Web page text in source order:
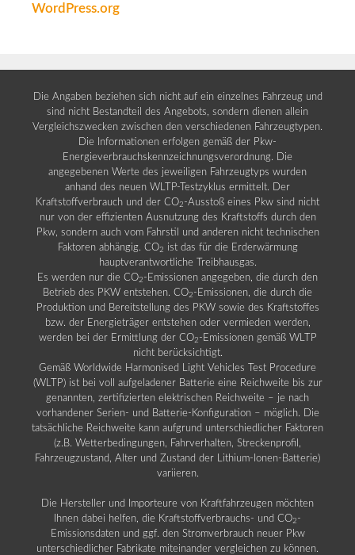
WordPress.org
Die Angaben beziehen sich nicht auf ein einzelnes Fahrzeug und
sind nicht Bestandteil des Angebots, sondern dienen allein
Vergleichszwecken zwischen den verschiedenen Fahrzeugtypen.
Die Informationen erfolgen gemäß der Pkw-
Energieverbrauchskennzeichnungsverordnung. Die
angegebenen Werte des jeweiligen Fahrzeugtyps wurden
anhand des neuen WLTP-Testzyklus ermittelt. Der
Kraftstoffverbrauch und der CO2 -Ausstoß eines Pkw sind nicht
nur von der effizienten Ausnutzung des Kraftstoffs durch den
Pkw, sondern auch vom Fahrstil und anderen nicht technischen
Faktoren abhängig. CO2 ist das für die Erderwärmung
hauptverantwortliche Treibhausgas.
Es werden nur die CO2 -Emissionen angegeben, die durch den
Betrieb des PKW entstehen. CO2 -Emissionen, die durch die
Produktion und Bereitstellung des PKW sowie des Kraftstoffes
bzw. der Energieträger entstehen oder vermieden werden,
werden bei der Ermittlung der CO2 -Emissionen gemäß WLTP
nicht berücksichtigt.
Gemäß Worldwide Harmonised Light Vehicles Test Procedure
(WLTP) ist bei voll aufgeladener Batterie eine Reichweite bis zur
genannten, zertifizierten elektrischen Reichweite – je nach
vorhandener Serien- und Batterie-Konfiguration – möglich. Die
tatsächliche Reichweite kann aufgrund unterschiedlicher Faktoren
(z.B. Wetterbedingungen, Fahrverhalten, Streckenprofil,
Fahrzeugzustand, Alter und Zustand der Lithium-Ionen-Batterie)
variieren.
Die Hersteller und Importeure von Kraftfahrzeugen möchten
Ihnen dabei helfen, die Kraftstoffverbrauchs- und CO2 -
Emissionsdaten und ggf. den Stromverbrauch neuer Pkw
unterschiedlicher Fabrikate miteinander vergleichen zu können.